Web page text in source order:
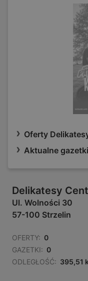
Oferty
Aktualne
Delikatesy
Ul. Wolności 30
57-100 Strzelin
OFERTY: 0
GAZETKI: 0
ODLEGŁOŚĆ: 395,51